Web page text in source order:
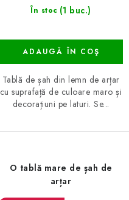
În stoc (1 buc.)
ADAUGĂ ÎN COŞ
Tablă de șah din lemn de arțar
cu suprafață de culoare maro și
decorațiuni pe laturi. Se...
O tablă mare de șah de
arțar